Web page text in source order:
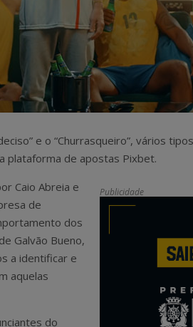
e o “Churrasqueiro”, vários
plataforma de apostas Pixbet.
Publicidade
Caio Abreia e
de
dos
Galvão Bueno,
a identificar e
aquelas
do